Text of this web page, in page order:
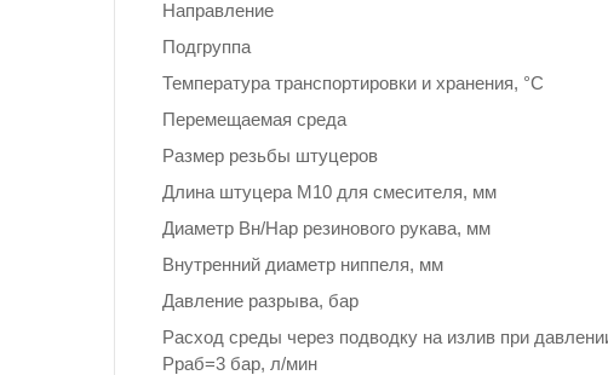
Направление
Подгруппа
Температура транспортировки и хранения, °С
Перемещаемая среда
Размер резьбы штуцеров
Длина штуцера М10 для смесителя, мм
Диаметр Вн/Нар резинового рукава, мм
Внутренний диаметр ниппеля, мм
Давление разрыва, бар
Расход среды через подводку на излив при
Рраб=3 бар, л/мин